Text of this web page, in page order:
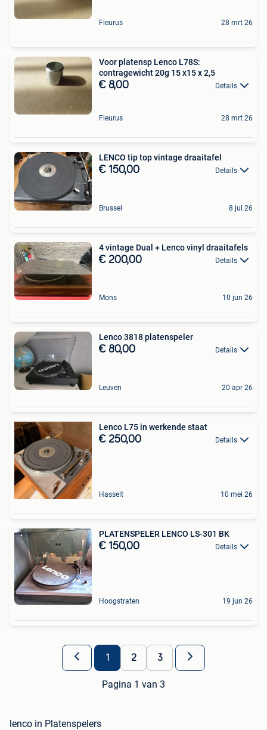
Fleurus 28 mrt 26
Voor platensp Lenco L78S:
contragewicht 20g 15 x15 x 2,5
€ 8,00 Details
Fleurus 28 mrt 26
LENCO tip top vintage draaitafel
€ 150,00 Details
Brussel 8 jul 26
4 vintage Dual + Lenco vinyl draaitafels
€ 200,00 Details
Mons 10 jun 26
Lenco 3818 platenspeler
€ 80,00 Details
Leuven 20 apr 26
Lenco L75 in werkende staat
€ 250,00 Details
Hasselt 10 mei 26
PLATENSPELER LENCO LS-301 BK
€ 150,00 Details
Hoogstraten 19 jun 26
1 2 3
Pagina 1 van 3
lenco in Platenspelers